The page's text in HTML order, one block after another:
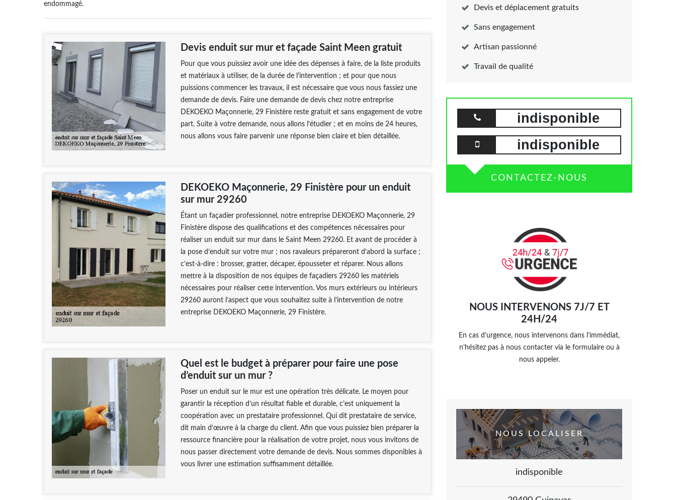
endommagé.
Devis enduit sur mur et façade Saint Meen gratuit
Pour que vous puissiez avoir une idée des dépenses à faire, de la liste produits
et matériaux à utiliser, de la durée de l’intervention ; et pour que nous
puissions commencer les travaux, il est nécessaire que vous nous fassiez une
demande de devis. Faire une demande de devis chez notre entreprise
DEKOEKO Maçonnerie, 29 Finistère reste gratuit et sans engagement de votre
part. Suite à votre demande, nous allons l’étudier ; et en moins de 24 heures,
nous allons vous faire parvenir une réponse bien claire et bien détaillée.
DEKOEKO Maçonnerie, 29 Finistère pour un enduit
sur mur 29260
Étant un façadier professionnel, notre entreprise DEKOEKO Maçonnerie, 29
Finistère dispose des qualifications et des compétences nécessaires pour
réaliser un enduit sur mur dans le Saint Meen 29260. Et avant de procéder à
la pose d’enduit sur votre mur ; nos ravaleurs prépareront d’abord la surface ;
c’est-à-dire : brosser, gratter, décaper, épousseter et réparer. Nous allons
mettre à la disposition de nos équipes de façadiers 29260 les matériels
nécessaires pour réaliser cette intervention. Vos murs extérieurs ou intérieurs
29260 auront l’aspect que vous souhaitez suite à l’intervention de notre
entreprise DEKOEKO Maçonnerie, 29 Finistère.
Quel est le budget à préparer pour faire une pose
d’enduit sur un mur ?
Poser un enduit sur le mur est une opération très délicate. Le moyen pour
garantir la réception d’un résultat fiable et durable, c’est uniquement la
coopération avec un prestataire professionnel. Qui dit prestataire de service,
dit main d’œuvre à la charge du client. Afin que vous puissiez bien préparer la
ressource financière pour la réalisation de votre projet, nous vous invitons de
nous passer directement votre demande de devis. Nous sommes disponibles à
vous livrer une estimation suffisamment détaillée.
Devis et déplacement gratuits
Sans engagement
Artisan passionné
Travail de qualité
indisponible
indisponible
CONTACTEZ-NOUS
NOUS INTERVENONS 7J/7 ET
24H/24
En cas d’urgence, nous intervenons dans l’immédiat,
n’hésitez pas à nous contacter via le formulaire ou à
nous appeler.
NOUS LOCALISER
indisponible